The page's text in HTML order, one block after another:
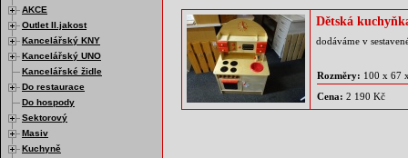
AKCE
Outlet II.jakost
Kancelářský KNY
Kancelářský UNO
Kancelářské židle
Do restaurace
Do hospody
Sektorový
Masiv
Kuchyně
Dětská
dodáváme v
Rozměry: 100 x 67
Cena: 2 190 Kč